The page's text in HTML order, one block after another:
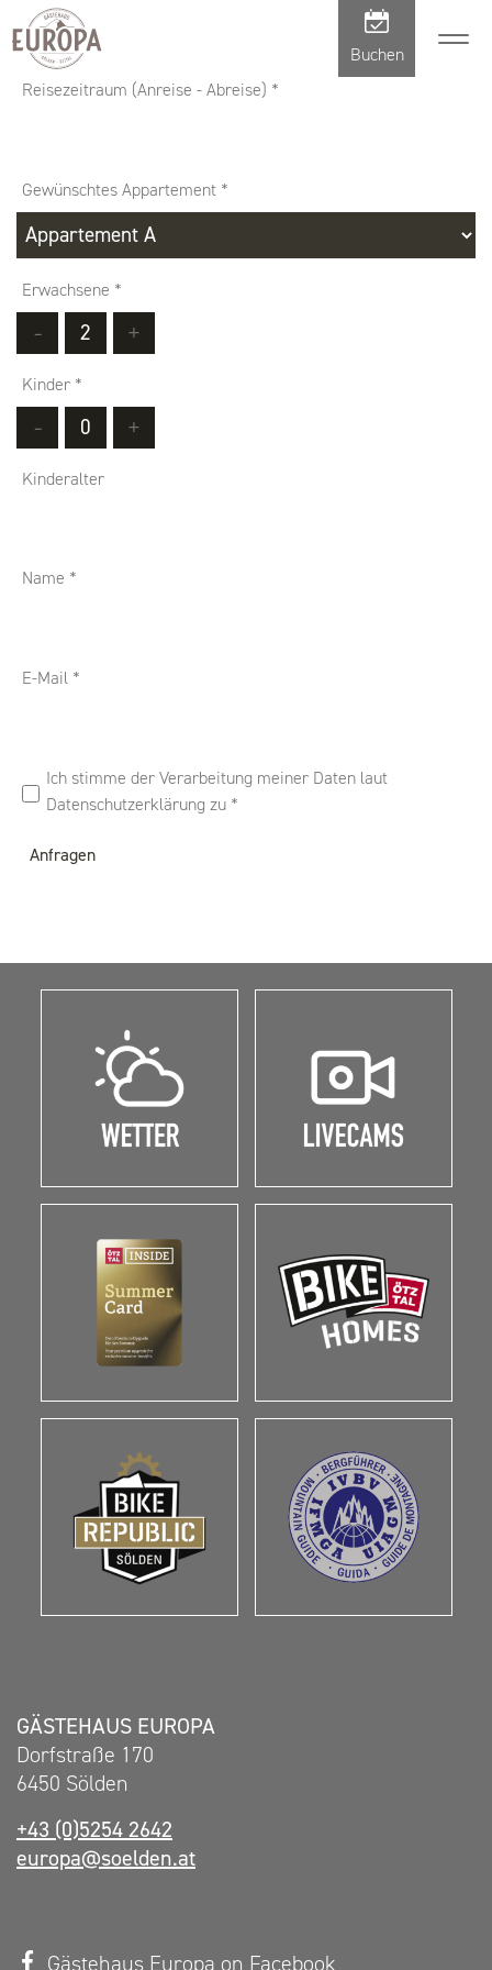
Buchen
Reisezeitraum (Anreise - Abreise) *
Gewünschtes Appartement *
Erwachsene *
- +
Kinder *
- +
Kinderalter
Name *
E-Mail *
Ich stimme der Verarbeitung meiner Daten laut
Datenschutzerklärung zu *
Anfragen
GÄSTEHAUS EUROPA
Dorfstraße 170
6450 Sölden
+43 (0)5254 2642
europa@soelden.at
Gästehaus Europa on Facebook